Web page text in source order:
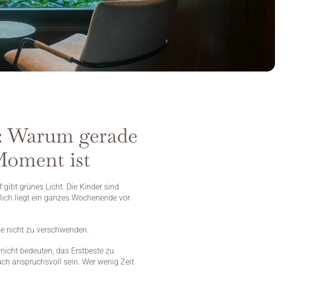
Warum gerade
ist
grünes Licht. Die Kinder sind
liegt ein ganzes Wochenende vor
nicht zu verschwenden.
bedeuten, das Erstbeste zu
anspruchsvoll sein. Wer wenig Zeit